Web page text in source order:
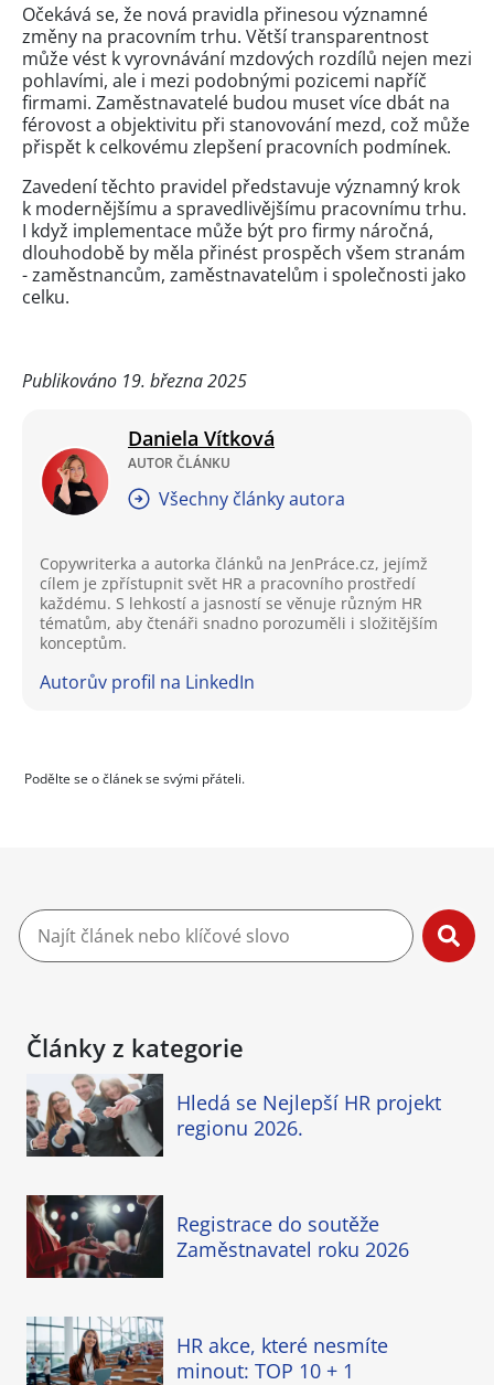
Očekává se, že nová pravidla přinesou významné
změny na pracovním trhu. Větší transparentnost
může vést k vyrovnávání mzdových rozdílů nejen mezi
pohlavími, ale i mezi podobnými pozicemi napříč
firmami. Zaměstnavatelé budou muset více dbát na
férovost a objektivitu při stanovování mezd, což může
přispět k celkovému zlepšení pracovních podmínek.
Zavedení těchto pravidel představuje významný krok
k modernějšímu a spravedlivějšímu pracovnímu trhu.
I když implementace může být pro firmy náročná,
dlouhodobě by měla přinést prospěch všem stranám
- zaměstnancům, zaměstnavatelům i společnosti jako
celku.
Publikováno 19. března 2025
Daniela Vítková
AUTOR ČLÁNKU
Všechny články autora
Copywriterka a autorka článků na JenPráce.cz, jejímž
cílem je zpřístupnit svět HR a pracovního prostředí
každému. S lehkostí a jasností se věnuje různým HR
tématům, aby čtenáři snadno porozuměli i složitějším
konceptům.
Autorův profil na LinkedIn
Podělte se o článek se svými přáteli.
Články z kategorie
Hledá se Nejlepší HR projekt
regionu 2026.
Registrace do soutěže
Zaměstnavatel roku 2026
HR akce, které nesmíte
minout: TOP 10 + 1